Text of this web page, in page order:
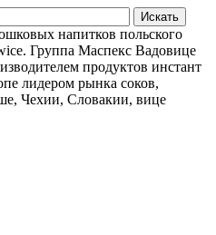
напитков польского
Группа Маспекс Вадовице
продуктов инстант
лидером рынка соков,
Чехии, Словакии, вице